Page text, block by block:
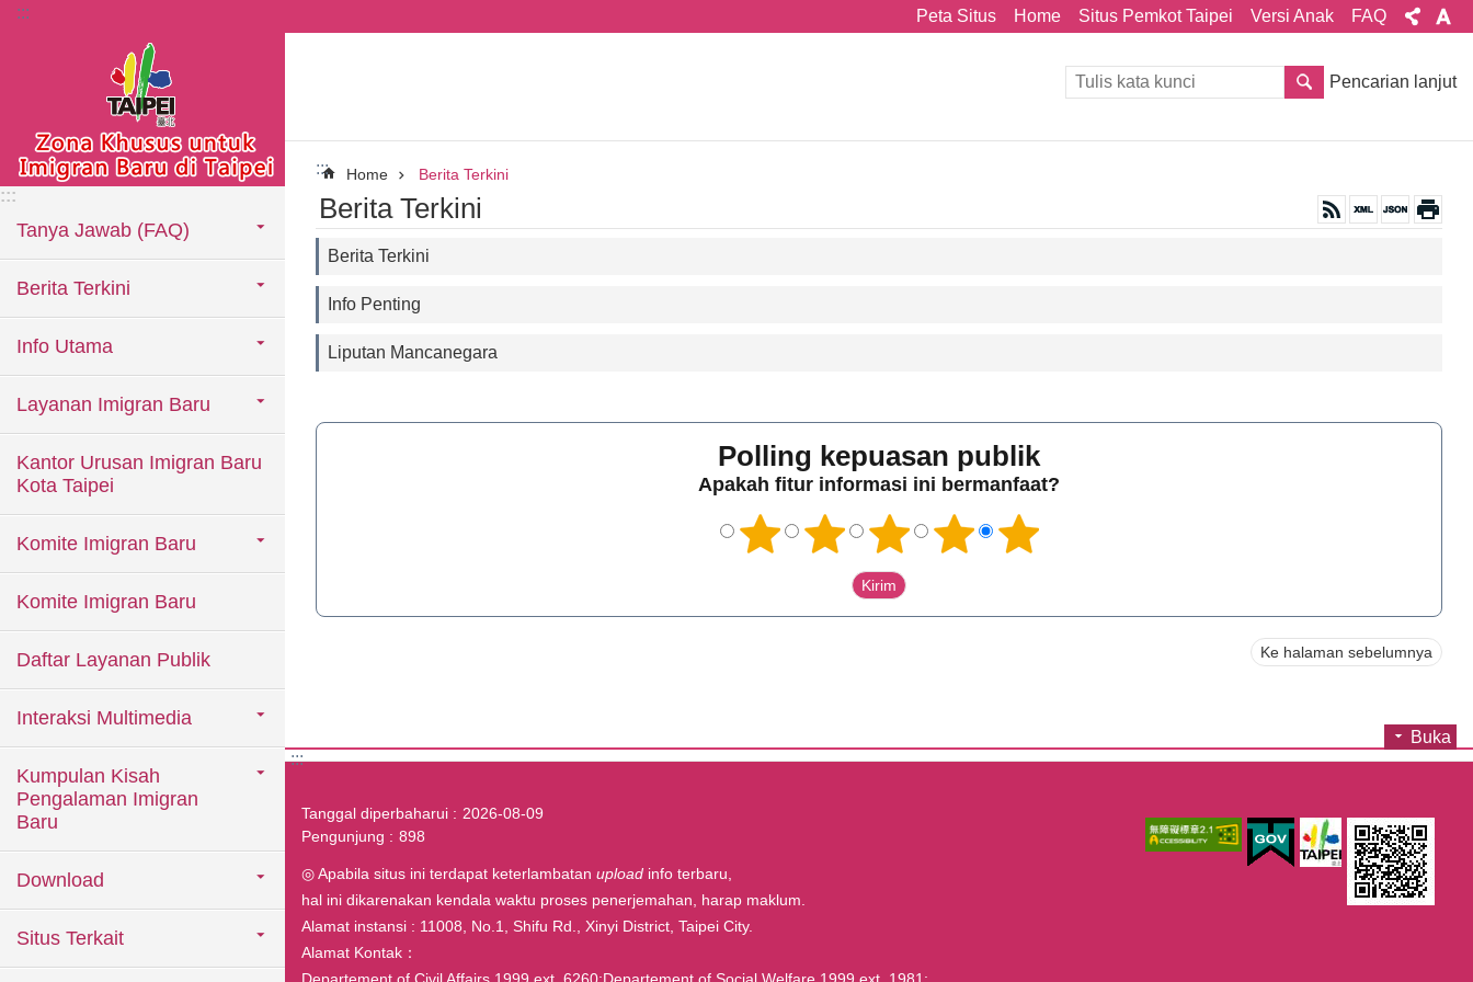
Lompat ke blok konten utama
::: Peta Situs Home Situs Pemkot Taipei Versi Anak FAQ
:::
Tanya Jawab (FAQ)
Berita Terkini
Info Utama
Layanan Imigran Baru
Kantor Urusan Imigran Baru
Kota Taipei
Komite Imigran Baru
Komite Imigran Baru
Daftar Layanan Publik
Interaksi Multimedia
Kumpulan Kisah
Pengalaman Imigran
Baru
Download
Situs Terkait
Pencarian lanjut
::: Home Berita Terkini
Berita Terkini
Berita Terkini
Info Penting
Liputan Mancanegara
Polling kepuasan publik
Apakah fitur informasi ini bermanfaat?
Ke halaman sebelumnya
Buka
:::
Tanggal diperbaharui
2026-08-09
Pengunjung
898
◎ Apabila situs ini terdapat keterlambatan upload info terbaru,
hal ini dikarenakan kendala waktu proses penerjemahan, harap maklum.
Alamat instansi : 11008, No.1, Shifu Rd., Xinyi District, Taipei City.
Alamat Kontak：